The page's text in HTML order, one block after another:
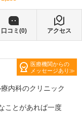
口コミ(0) アクセス
医療機関からの
メッセージあり
内科のクリニック
ことがあれば一度